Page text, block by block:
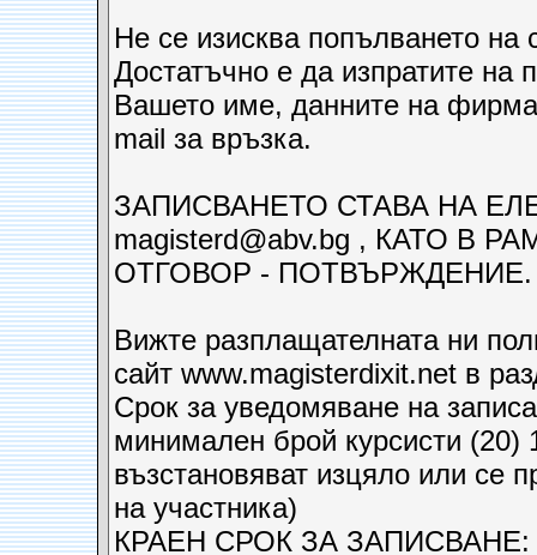
Не се изисква попълването
Достатъчно е да изпратите на
Вашето име, данните на
mail за връзка.
ЗАПИСВАНЕТО СТАВА НА
magisterd@abv.bg , КАТО В
ОТГОВОР - ПОТВЪРЖДЕНИЕ.
Вижте разплащателната ни
сайт www.magisterdixit.net в
Срок за уведомяване на
минимален брой курсисти (20)
възстановяват изцяло или се
на участника)
КРАЕН СРОК ЗА ЗАПИСВАНЕ: